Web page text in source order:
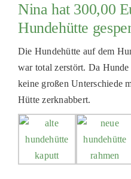
FÖRDERN & VERERBEN
TIERHEIMTIERE
PATENSCHAFTEN
HELFER WERDEN
Nina hat 300,00
Hundehütte
Die Hundehütte auf dem
war total zerstört. Da
keine großen Unterschiede
Hütte zerknabbert.